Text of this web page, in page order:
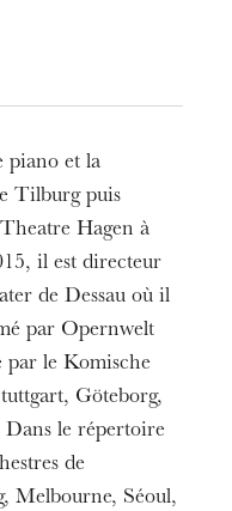
piano et la
Tilburg puis
Hagen à
il est directeur
de Dessau où il
par Opernwelt
le Komische
Göteborg,
le répertoire
de
Melbourne, Séoul,